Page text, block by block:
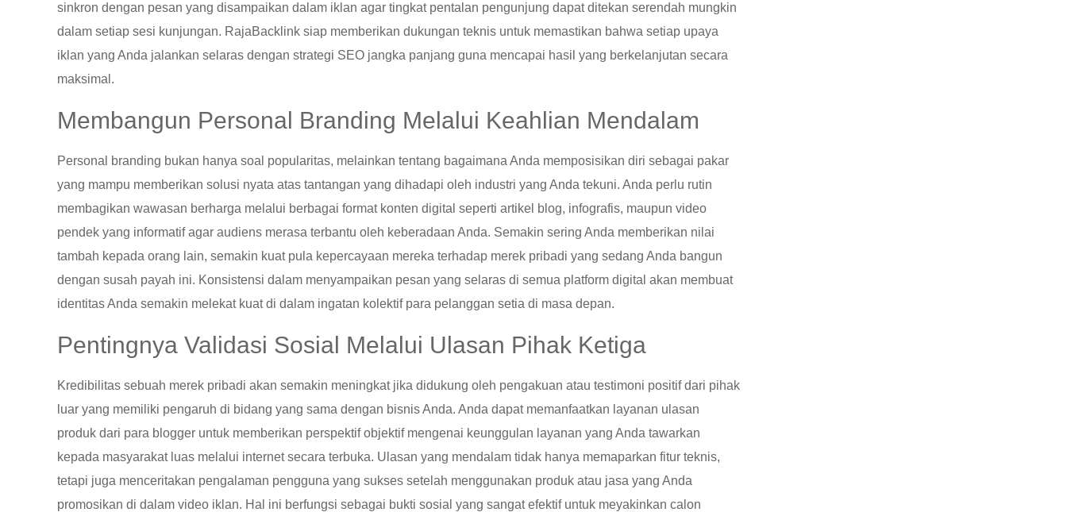
sinkron dengan pesan yang disampaikan dalam iklan agar tingkat pentalan pengunjung dapat ditekan serendah mungkin
dalam setiap sesi kunjungan. RajaBacklink siap memberikan dukungan teknis untuk memastikan bahwa setiap upaya
iklan yang Anda jalankan selaras dengan strategi SEO jangka panjang guna mencapai hasil yang berkelanjutan secara
maksimal.
Membangun Personal Branding Melalui Keahlian Mendalam
Personal branding bukan hanya soal popularitas, melainkan tentang bagaimana Anda memposisikan diri sebagai pakar
yang mampu memberikan solusi nyata atas tantangan yang dihadapi oleh industri yang Anda tekuni. Anda perlu rutin
membagikan wawasan berharga melalui berbagai format konten digital seperti artikel blog, infografis, maupun video
pendek yang informatif agar audiens merasa terbantu oleh keberadaan Anda. Semakin sering Anda memberikan nilai
tambah kepada orang lain, semakin kuat pula kepercayaan mereka terhadap merek pribadi yang sedang Anda bangun
dengan susah payah ini. Konsistensi dalam menyampaikan pesan yang selaras di semua platform digital akan membuat
identitas Anda semakin melekat kuat di dalam ingatan kolektif para pelanggan setia di masa depan.
Pentingnya Validasi Sosial Melalui Ulasan Pihak Ketiga
Kredibilitas sebuah merek pribadi akan semakin meningkat jika didukung oleh pengakuan atau testimoni positif dari pihak
luar yang memiliki pengaruh di bidang yang sama dengan bisnis Anda. Anda dapat memanfaatkan layanan ulasan
produk dari para blogger untuk memberikan perspektif objektif mengenai keunggulan layanan yang Anda tawarkan
kepada masyarakat luas melalui internet secara terbuka. Ulasan yang mendalam tidak hanya memaparkan fitur teknis,
tetapi juga menceritakan pengalaman pengguna yang sukses setelah menggunakan produk atau jasa yang Anda
promosikan di dalam video iklan. Hal ini berfungsi sebagai bukti sosial yang sangat efektif untuk meyakinkan calon